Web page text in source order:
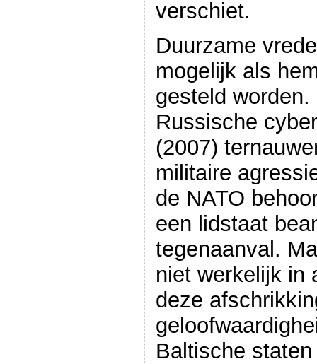
verschiet.
Duurzame
mogelijk als
gesteld
Russische
(2007)
militaire
de NATO
een lidstaat
tegenaanval.
niet werkelijk in
deze
Baltische